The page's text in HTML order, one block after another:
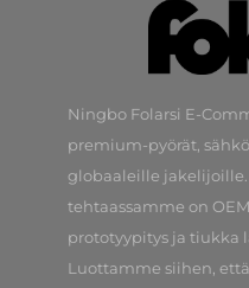
Ningbo Folarsi E-
premium-pyörät,
globaaleille jakelijoille.
tehtaassamme on
prototyypitys ja tiukka
Luottamme siihen,